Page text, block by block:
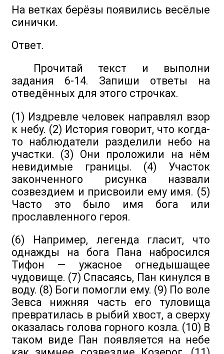
На ветках берёзы появились весёлые
синички.
Ответ.
Прочитай текст и выполни
задания 6-14. Запиши ответы на
отведённых для этого строчках.
(1) Издревле человек направлял взор
к небу. (2) История говорит, что когда-
то наблюдатели разделили небо на
участки. (3) Они проложили на нём
невидимые границы. (4) Участок
законченного рисунка назвали
созвездием и присвоили ему имя. (5)
Часто это было имя бога или
прославленного героя.
(6) Например, легенда гласит, что
однажды на бога Пана набросился
Тифон — ужасное огнедышащее
чудовище. (7) Спасаясь, Пан кинулся в
воду. (8) Боги помогли ему. (9) По воле
Зевса нижняя часть его туловища
превратилась в рыбий хвост, а сверху
оказалась голова горного козла. (10) В
таком виде Пан появляется на небе